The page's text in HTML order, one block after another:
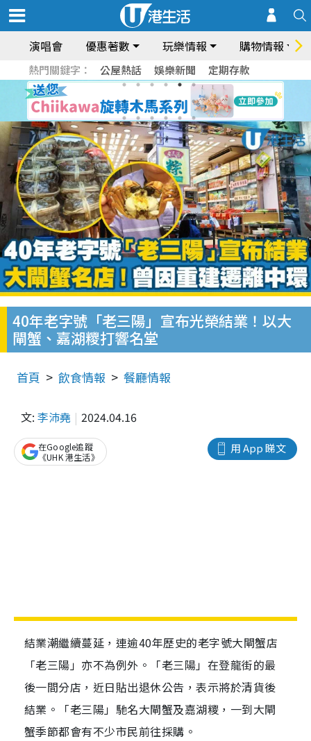
演唱會 優惠著數 玩樂情報 購物情報
熱門關鍵字： 公屋熱話 娛樂新聞 定期存款
40年老字號「老三陽」宣布光榮結業！以大
閘蟹、嘉湖糭打響名堂
首頁 飲食情報 餐廳情報
文: 李沛堯 2024.04.16
用 App 睇文
在Google追蹤
《UHK 港生活》
結業潮繼續蔓延，連逾40年歷史的老字號大閘蟹店
「老三陽」亦不為例外。「老三陽」在登龍街的最
後一間分店，近日貼出退休公告，表示將於清貨後
結業。「老三陽」馳名大閘蟹及嘉湖糭，一到大閘
蟹季節都會有不少市民前往採購。